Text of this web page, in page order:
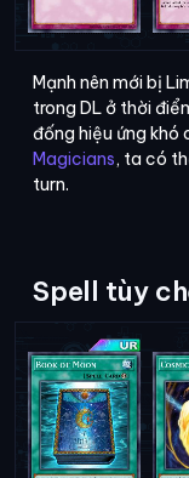
Mạnh nên mới bị
trong DL ở thời
đống hiệu ứng khó
Magicians, ta có
turn.
Spell tùy